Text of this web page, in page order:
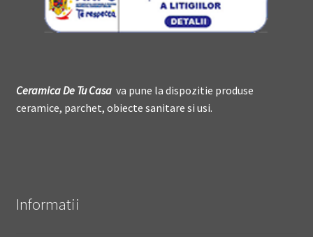
Ceramica DeTu Casava pune la dispozitie produse
ceramice, parchet, obiecte sanitare si usi.
Informatii